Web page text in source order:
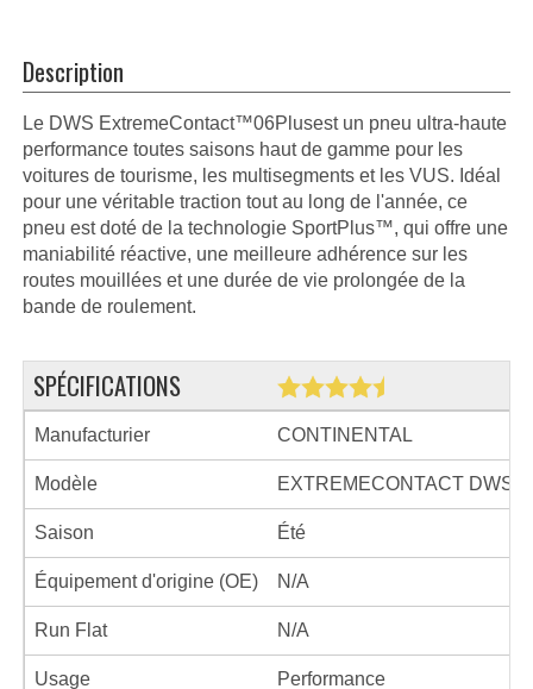
Description
Le DWS ExtremeContact™06Plusest un pneu ultra-haute
performance toutes saisons haut de gamme pour les
voitures de tourisme, les multisegments et les VUS. Idéal
pour une véritable traction tout au long de l'année, ce
pneu est doté de la technologie SportPlus™, qui offre une
maniabilité réactive, une meilleure adhérence sur les
routes mouillées et une durée de vie prolongée de la
bande de roulement.
SPÉCIFICATIONS
Manufacturier CONTINENTAL
Modèle EXTREMECONTACT
Saison Été
Équipement d'origine (OE) N/A
Run Flat N/A
Usage Performance